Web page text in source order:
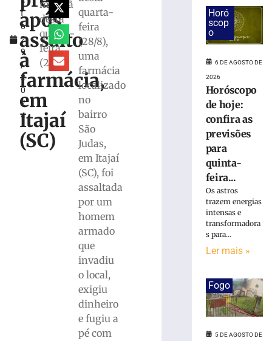
t
o
2
9
,
2
0
2
4
após
assalto
à
farmácia,
em
Itajaí
(SC)
manhã
desta
quarta-
feira
(28)
quarta-
feira
(28/8),
uma
farmácia
localizado
no
bairro
São
Judas,
em Itajaí
(SC), foi
assaltada
por um
homem
armado
que
invadiu
o local,
exigiu
dinheiro
e fugiu a
pé com
incêndio
criminoso
confessar
crime
Polícia
Militar
Motorista
desviar
Horó
scop
o
6 DE AGOSTO DE
2026
Horóscopo
de hoje:
confira as
previsões
para
quinta-
feira...
Os astros
trazem energias
intensas e
transformadora
s para...
Ler mais »
Fogo
5 DE AGOSTO DE